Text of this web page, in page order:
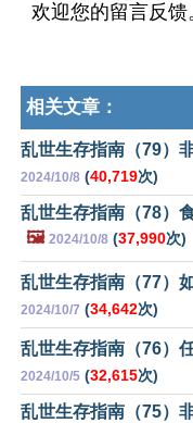
欢迎您的留言反馈
相关文章：
乱世生存指南（79）
2024/10/8 (40,719次)
乱世生存指南（78）
🖼️ 2024/10/8 (37,990次)
乱世生存指南（77）
2024/10/7 (34,642次)
乱世生存指南（76）
2024/10/5 (32,615次)
乱世生存指南（75）